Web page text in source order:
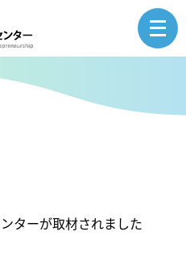
ターが取材されました